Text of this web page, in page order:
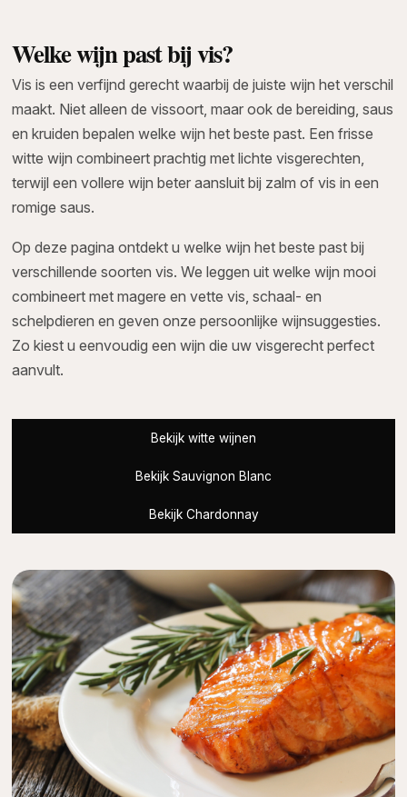
Welke wijn past bij vis?
Vis is een verfijnd gerecht waarbij de juiste wijn het verschil
maakt. Niet alleen de vissoort, maar ook de bereiding, saus
en kruiden bepalen welke wijn het beste past. Een frisse
witte wijn combineert prachtig met lichte visgerechten,
terwijl een vollere wijn beter aansluit bij zalm of vis in een
romige saus.
Op deze pagina ontdekt u welke wijn het beste past bij
verschillende soorten vis. We leggen uit welke wijn mooi
combineert met magere en vette vis, schaal- en
schelpdieren en geven onze persoonlijke wijnsuggesties.
Zo kiest u eenvoudig een wijn die uw visgerecht perfect
aanvult.
Bekijk witte wijnen
Bekijk Sauvignon Blanc
Bekijk Chardonnay